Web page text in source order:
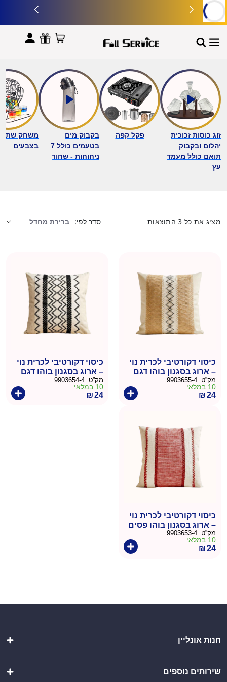
זוג כוסות זכוכית
יהלום ובקבוק
תואם כולל מעמד
עץ
פקל קפה
בקבוק מים
בטעמים כולל 7
ניחוחות - שחור
משחק שתייה
בצבעים
מציג את כל 3 התוצאות סדר לפי:
כיסוי דקורטיבי לכרית נוי
– ארוג בסגנון בוהו דגם
גיאומטרי בגווני אדמה
מק”ט: 9903655-4
10 במלאי
₪24
כיסוי דקורטיבי לכרית נוי
– ארוג בסגנון בוהו דגם
זיגזג שחור
מק”ט: 9903654-4
10 במלאי
₪24
כיסוי דקורטיבי לכרית נוי
– ארוג בסגנון בוהו פסים
אדומים
מק”ט: 9903653-4
10 במלאי
₪24
חנות אונליין
כלי אוכל ושתייה
שירותים נוספים